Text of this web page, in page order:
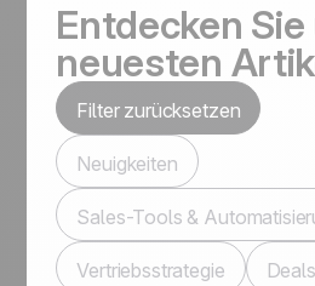
Entdecken
neuesten
Filter zurücksetzen
Neuigkeiten
Sales-Tools &
Vertriebsstrategie